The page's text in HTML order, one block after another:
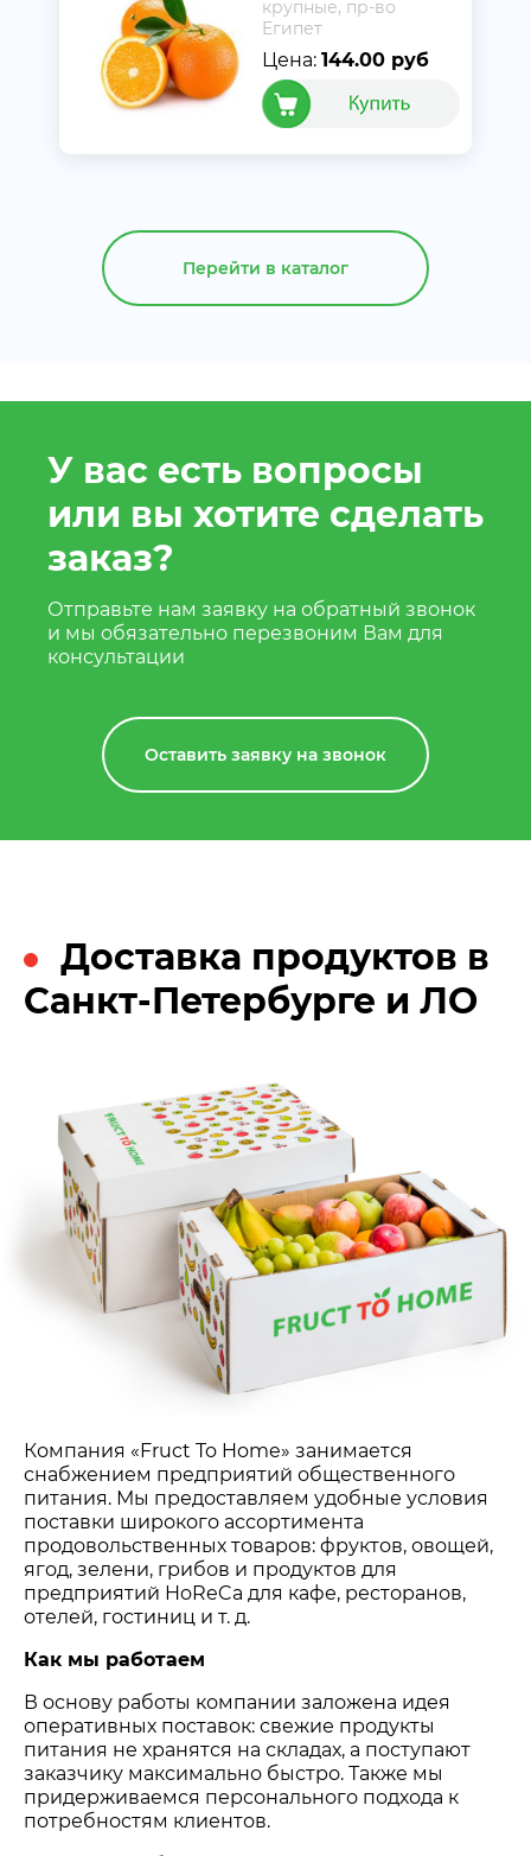
крупные, пр-во
Египет
Цена: 144.00 руб
Перейти в каталог
У вас есть вопросы
или вы хотите сделать
заказ?
Отправьте нам заявку на обратный звонок
и мы обязательно перезвоним Вам для
консультации
Оставить заявку на звонок
Доставка продуктов в
Санкт-Петербурге и ЛО
Компания «Fruct To Home» занимается
снабжением предприятий общественного
питания. Мы предоставляем удобные условия
поставки широкого ассортимента
продовольственных товаров: фруктов, овощей,
ягод, зелени, грибов и продуктов для
предприятий HoReCa для кафе, ресторанов,
отелей, гостиниц и т. д.
Как мы работаем
В основу работы компании заложена идея
оперативных поставок: свежие продукты
питания не хранятся на складах, а поступают
заказчику максимально быстро. Также мы
придерживаемся персонального подхода к
потребностям клиентов.